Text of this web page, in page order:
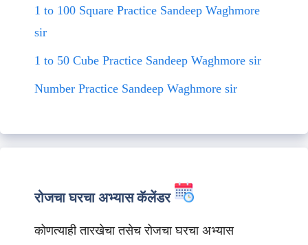
1 to 100 Square Practice Sandeep Waghmore
sir
1 to 50 Cube Practice Sandeep Waghmore sir
Number Practice Sandeep Waghmore sir
रोजचा घरचा अभ्यास कॅलेंडर
कोणत्याही तारखेचा तसेच रोजचा घरचा अभ्यास